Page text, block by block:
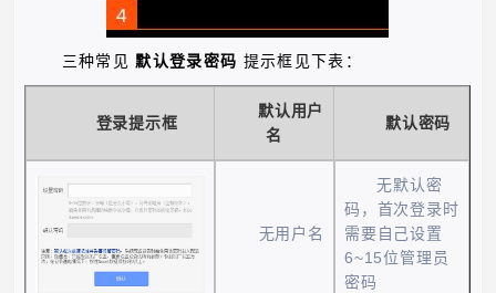
三种常见 默认登录密码 提示框见下表：
登录提示框
默认用户
名
默认密码
无用户名
无默认密
码，首次登录时
需要自己设置
6~15位管理员
密码